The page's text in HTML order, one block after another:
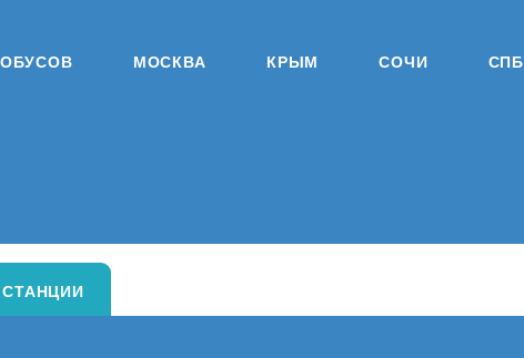
МОСКВА КРЫМ СОЧИ СПБ
СТАНЦИИ